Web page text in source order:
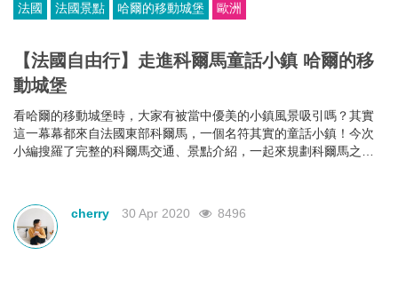
法國 法國景點 哈爾的移動城堡 歐洲
【法國自由行】走進科爾馬童話小鎮 哈爾的移
動城堡
看哈爾的移動城堡時，大家有被當中優美的小鎮風景吸引嗎？其實
這一幕幕都來自法國東部科爾馬，一個名符其實的童話小鎮！今次
小編搜羅了完整的科爾馬交通、景點介紹，一起來規劃科爾馬之旅
cherry 30 Apr 2020 8496